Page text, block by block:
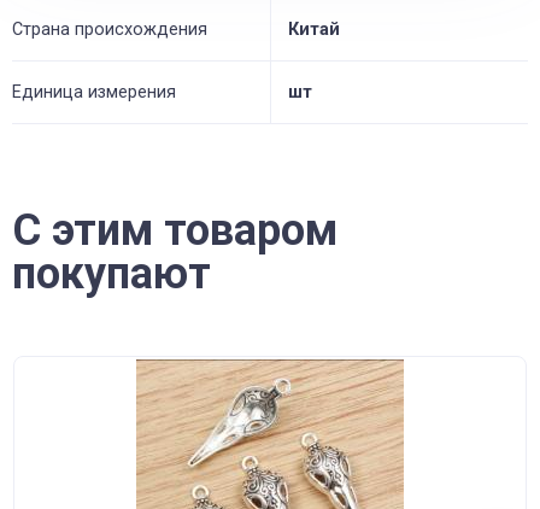
Страна происхождения Китай
Единица измерения шт
С этим товаром
покупают